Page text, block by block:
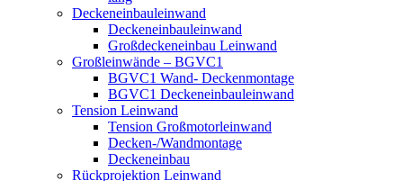
Deckeneinbauleinwand
Deckeneinbauleinwand
Großdeckeneinbau Leinwand
Großleinwände – BGVC1
BGVC1 Wand- Deckenmontage
BGVC1 Deckeneinbauleinwand
Tension Leinwand
Tension Großmotorleinwand
Decken-/Wandmontage
Deckeneinbau
Rückprojektion Leinwand